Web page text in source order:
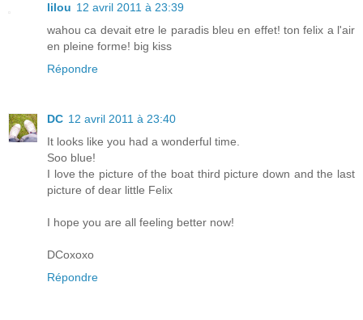
lilou 12 avril 2011 à 23:39
wahou ca devait etre le paradis bleu en effet! ton felix a l'air
en pleine forme! big kiss
Répondre
DC 12 avril 2011 à 23:40
It looks like you had a wonderful time.
Soo blue!
I love the picture of the boat third picture down and the last
picture of dear little Felix
I hope you are all feeling better now!
DCoxoxo
Répondre